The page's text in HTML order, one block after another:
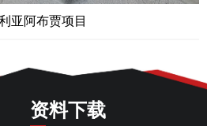
亚阿布贾项目
资料下载